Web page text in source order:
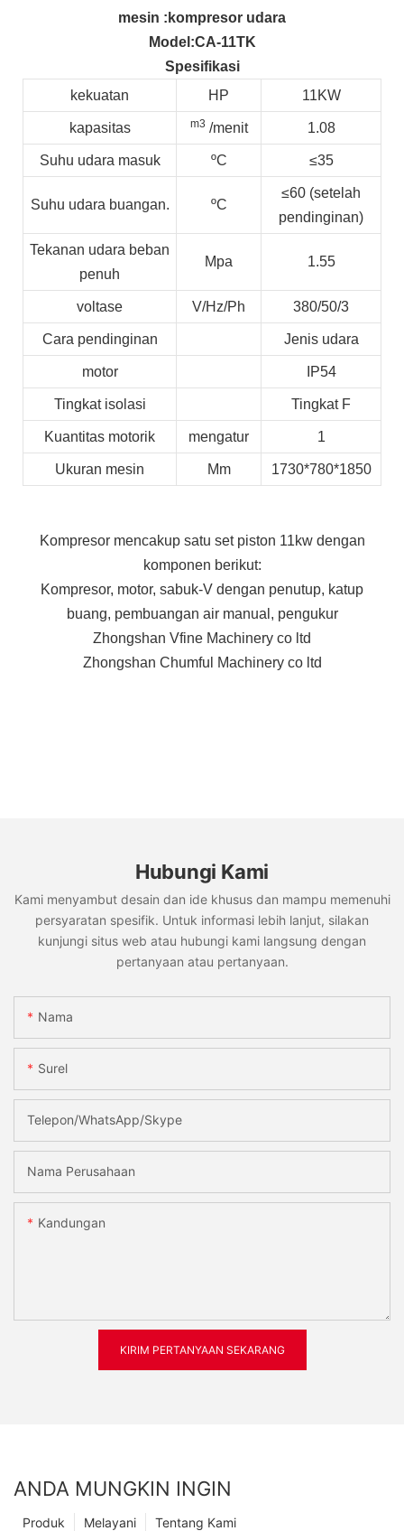
mesin :kompresor udara
Model :CA-11TK
Spesifikasi
kekuatan
HP 11KW
kapasitas m3 /menit 1.08
Suhu udara masuk ºC ≤35
Suhu udara buangan. ºC
≤60 (setelah
pendinginan)
Tekanan udara beban
penuh
Mpa 1.55
voltase V/Hz/Ph 380/50/3
Cara pendinginan Jenis udara
motor IP54
Tingkat isolasi Tingkat F
Kuantitas motorik mengatur 1
Ukuran mesin Mm 1730*780*1850
Kompresor mencakup satu set piston 11kw dengan
komponen berikut:
Kompresor, motor, sabuk-V dengan penutup, katup
buang, pembuangan air manual, pengukur
Zhongshan Vfine Machinery co ltd
Zhongshan Chumful Machinery co ltd
Hubungi Kami
Kami menyambut desain dan ide khusus dan mampu memenuhi
persyaratan spesifik. Untuk informasi lebih lanjut, silakan
kunjungi situs web atau hubungi kami langsung dengan
pertanyaan atau pertanyaan.
Nama
Surel
Telepon/WhatsApp/Skype
Nama Perusahaan
Kandungan
KIRIM PERTANYAAN SEKARANG
ANDA MUNGKIN INGIN
Tentang Kami
Melayani
Produk